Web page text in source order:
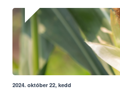
2024. október 22, kedd